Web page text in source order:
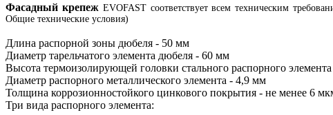
Фасадный крепеж EVOFAST соответствует всем техническим
Общие технические условия)
Длина распорной зоны дюбеля - 50 мм
Диаметр тарельчатого элемента дюбеля - 60 мм
Высота термоизолирующей головки стального распорного
Диаметр распорного металлического элемента - 4,9 мм
Толщина коррозионностойкого цинкового покрытия - не менее 6
Три вида распорного элемента: